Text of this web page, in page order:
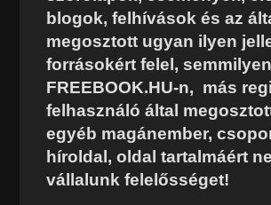
blogok, felhívások és az
megosztott ugyan ilyen
forrásokért felel,
FREEBOOK.HU-n, más
felhasználó által
egyéb magánember,
híroldal, oldal tartalmáért
vállalunk felelősséget!